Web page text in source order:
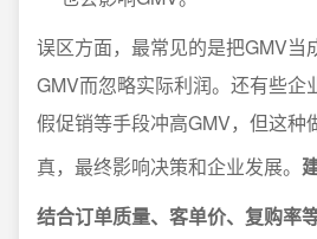
误区方面，最常见的是把GMV当
GMV而忽略实际利润。还有些企
假促销等手段冲高GMV，但这种
真，最终影响决策和企业发展。
结合订单质量、客单价、复购率